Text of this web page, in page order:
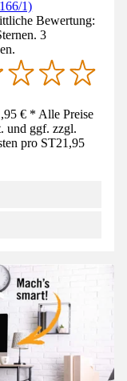
1)
Bewertung:
3
€ * Alle Preise
und ggf. zzgl.
pro ST21,95